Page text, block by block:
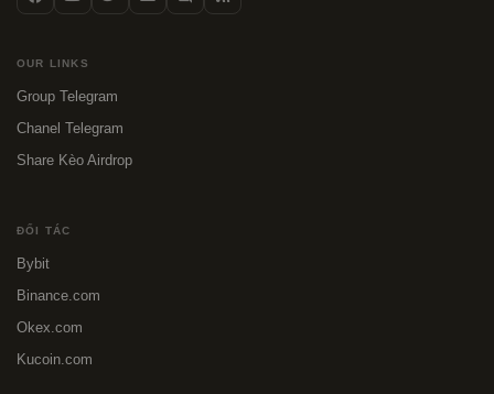
OUR LINKS
Group Telegram
Chanel Telegram
Share Kèo Airdrop
ĐỐI TÁC
Bybit
Binance.com
Okex.com
Kucoin.com